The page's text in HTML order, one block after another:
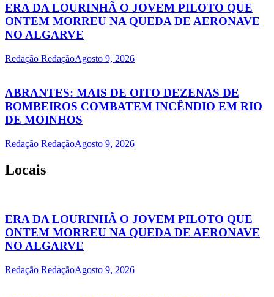
ERA DA LOURINHÃ O JOVEM PILOTO QUE
ONTEM MORREU NA QUEDA DE AERONAVE
NO ALGARVE
Redação RedaçãoAgosto 9, 2026
ABRANTES: MAIS DE OITO DEZENAS DE
BOMBEIROS COMBATEM INCÊNDIO EM RIO
DE MOINHOS
Redação RedaçãoAgosto 9, 2026
Locais
ERA DA LOURINHÃ O JOVEM PILOTO QUE
ONTEM MORREU NA QUEDA DE AERONAVE
NO ALGARVE
Redação RedaçãoAgosto 9, 2026